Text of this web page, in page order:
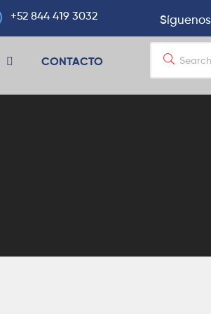
+52 844 419 3032 Síguenos
CONTACTO